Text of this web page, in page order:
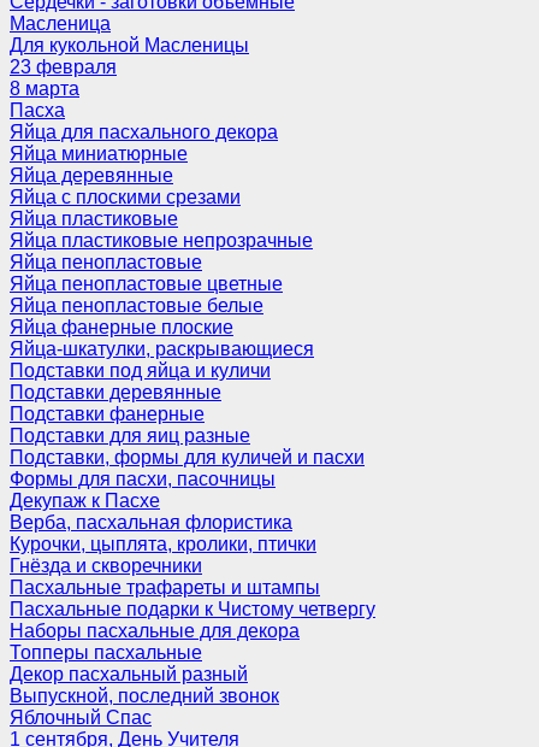
Масленица
Для кукольной Масленицы
23 февраля
8 марта
Пасха
Яйца для пасхального декора
Яйца миниатюрные
Яйца деревянные
Яйца с плоскими срезами
Яйца пластиковые
Яйца пластиковые непрозрачные
Яйца пенопластовые
Яйца пенопластовые цветные
Яйца пенопластовые белые
Яйца фанерные плоские
Яйца-шкатулки, раскрывающиеся
Подставки под яйца и куличи
Подставки деревянные
Подставки фанерные
Подставки для яиц разные
Подставки, формы для куличей и пасхи
Формы для пасхи, пасочницы
Декупаж к Пасхе
Верба, пасхальная флористика
Курочки, цыплята, кролики, птички
Гнёзда и скворечники
Пасхальные трафареты и штампы
Пасхальные подарки к Чистому четвергу
Наборы пасхальные для декора
Топперы пасхальные
Декор пасхальный разный
Выпускной, последний звонок
Яблочный Спас
1 сентября, День Учителя